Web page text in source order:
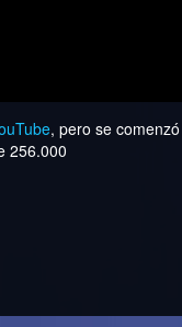
, pero se comenzó
256.000